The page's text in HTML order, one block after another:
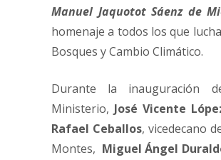
Manuel Jaquotot Sáenz de
homenaje a todos los que
Bosques y Cambio Climático.
Durante la inauguración
Ministerio, José Vicente
Rafael Ceballos, vicedecano
Montes, Miguel Ángel